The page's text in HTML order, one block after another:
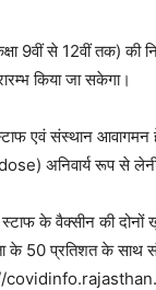
9वीं से 12वीं तक) की
किया जा सकेगा।
स्टाफ एवं संस्थान
अनिवार्य रूप से लेनी
के वैक्सीन की दोनों
के 50 प्रतिशत के साथ